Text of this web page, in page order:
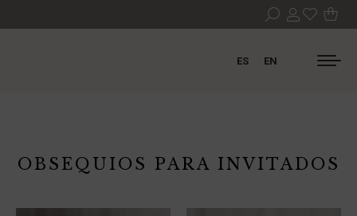
ES EN
OBSEQUIOS PARA INVITADOS